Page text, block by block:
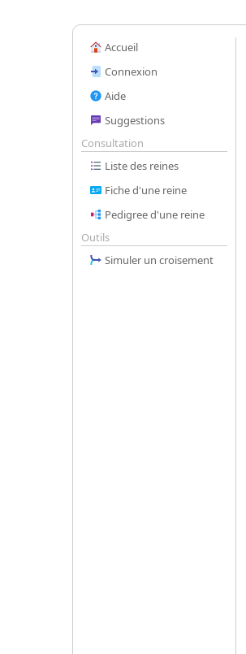
Accueil
Connexion
Aide
Suggestions
Consultation
Liste des reines
Fiche d'une reine
Pedigree d'une reine
Outils
Simuler un croisement